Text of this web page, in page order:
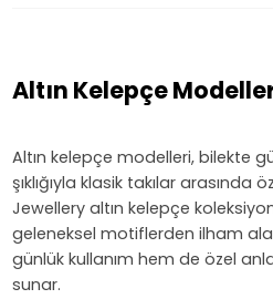
Altın Kelepçe
Altın kelepçe modelleri, bilekte
şıklığıyla klasik takılar arasında
Jewellery altın kelepçe
geleneksel motiflerden ilham
günlük kullanım hem de özel
sunar.